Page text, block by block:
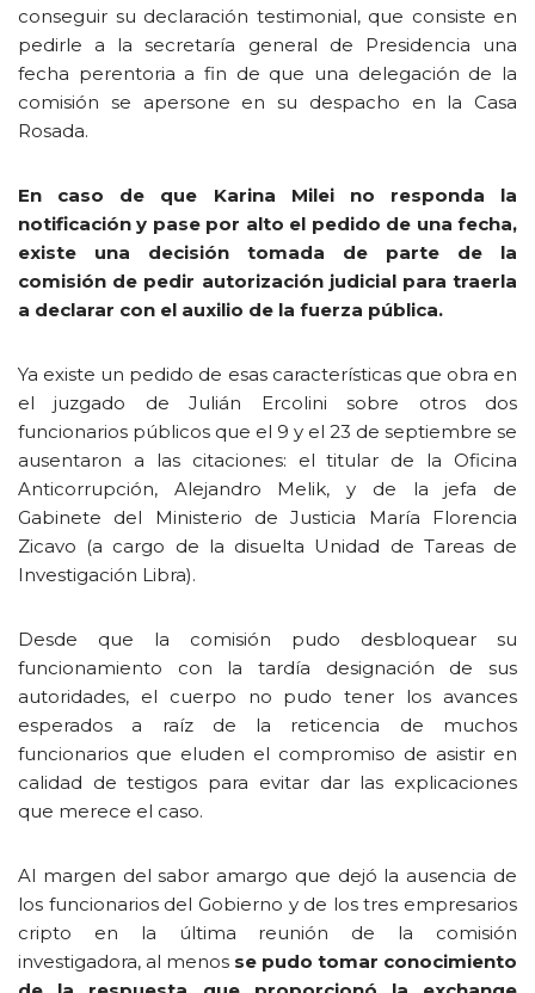
conseguir su declaración testimonial, que consiste en
pedirle a la secretaría general de Presidencia una
fecha perentoria a fin de que una delegación de la
comisión se apersone en su despacho en la Casa
Rosada.
En caso de que Karina Milei no responda la
notificación y pase por alto el pedido de una fecha,
existe una decisión tomada de parte de la
comisión de pedir autorización judicial para traerla
a declarar con el auxilio de la fuerza pública.
Ya existe un pedido de esas características que obra en
el juzgado de Julián Ercolini sobre otros dos
funcionarios públicos que el 9 y el 23 de septiembre se
ausentaron a las citaciones: el titular de la Oficina
Anticorrupción, Alejandro Melik, y de la jefa de
Gabinete del Ministerio de Justicia María Florencia
Zicavo (a cargo de la disuelta Unidad de Tareas de
Investigación Libra).
Desde que la comisión pudo desbloquear su
funcionamiento con la tardía designación de sus
autoridades, el cuerpo no pudo tener los avances
esperados a raíz de la reticencia de muchos
funcionarios que eluden el compromiso de asistir en
calidad de testigos para evitar dar las explicaciones
que merece el caso.
Al margen del sabor amargo que dejó la ausencia de
los funcionarios del Gobierno y de los tres empresarios
cripto en la última reunión de la comisión
investigadora, al menos se pudo tomar conocimiento